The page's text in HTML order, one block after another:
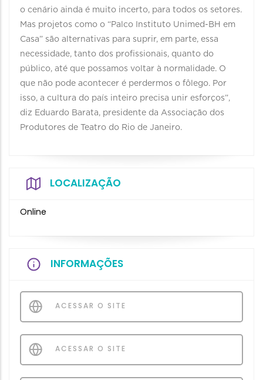
o cenário ainda é muito incerto, para todos os setores.
Mas projetos como o “Palco Instituto Unimed-BH em
Casa” são alternativas para suprir, em parte, essa
necessidade, tanto dos profissionais, quanto do
público, até que possamos voltar à normalidade. O
que não pode acontecer é perdermos o fôlego. Por
isso, a cultura do país inteiro precisa unir esforços”,
diz Eduardo Barata, presidente da Associação dos
Produtores de Teatro do Rio de Janeiro.
LOCALIZAÇÃO
Online
INFORMAÇÕES
ACESSAR O SITE
ACESSAR O SITE